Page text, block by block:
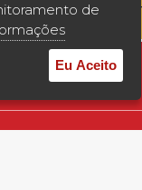
2ª Graduação
Transferência
Reingresso
EM
de
Eu Aceito